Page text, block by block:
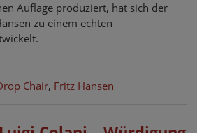
Auflage produziert, hat sich der
zu einem echten
Chair, Fritz Hansen